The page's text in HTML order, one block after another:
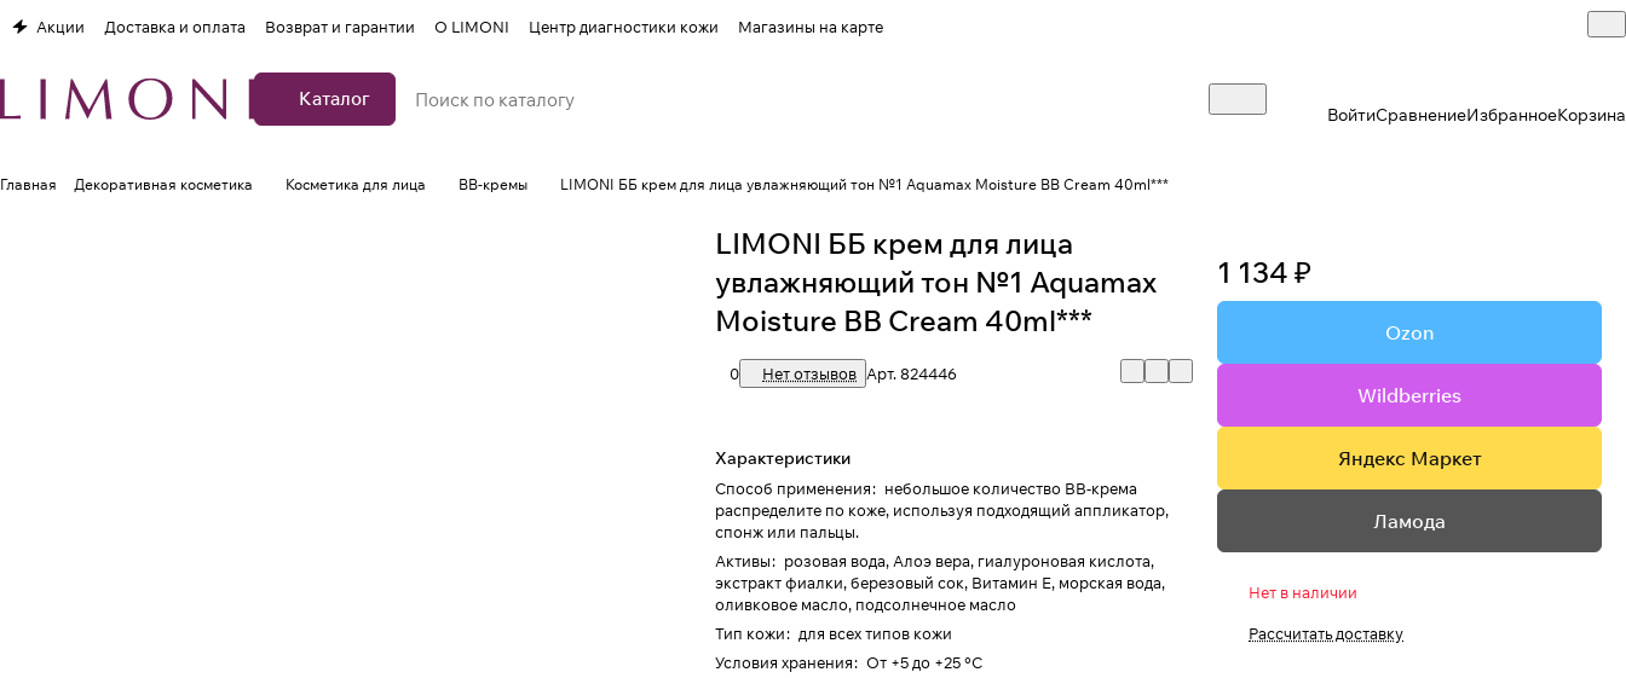
Акции Доставка и оплата Возврат и гарантии О LIMONI Центр диагностики кожи Магазины на карте
Каталог
ВойтиСравнениеИзбранноеКорзина
Главная Декоративная косметика Косметика для лица BB-кремы LIMONI ББ крем для лица увлажняющий тон №1 Aquamax Moisture BB Cream 40ml***
LIMONI ББ крем для лица
увлажняющий тон №1 Aquamax
Moisture BB Cream 40ml***
0 Нет отзывов Арт.824446
Характеристики
Способ применения: небольшое количество BB-крема
распределите по коже, используя подходящий аппликатор,
спонж или пальцы.
Активы: розовая вода, Алоэ вера, гиалуроновая кислота,
экстракт фиалки, березовый сок, Витамин Е, морская вода,
оливковое масло, подсолнечное масло
Тип кожи: для всех типов кожи
Условия хранения: От +5 до +25 °C
1 134 ₽
Ozon
Wildberries
Яндекс Маркет
Ламода
Нет в наличии
Рассчитать доставку